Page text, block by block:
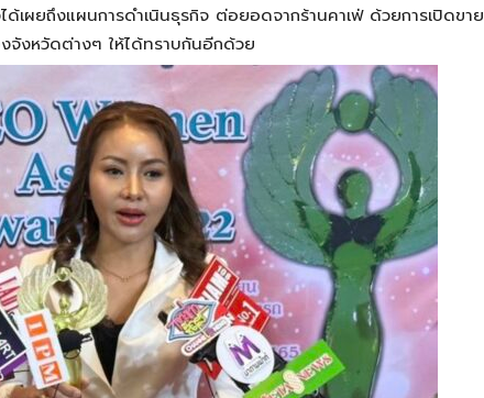
ผยถึงแผนการดำเนินธุรกิจ ต่อยอดจากร้านคาเฟ่ ด้วยการเปิดขาย
จังหวัดต่างๆ ให้ได้ทราบกันอีกด้วย